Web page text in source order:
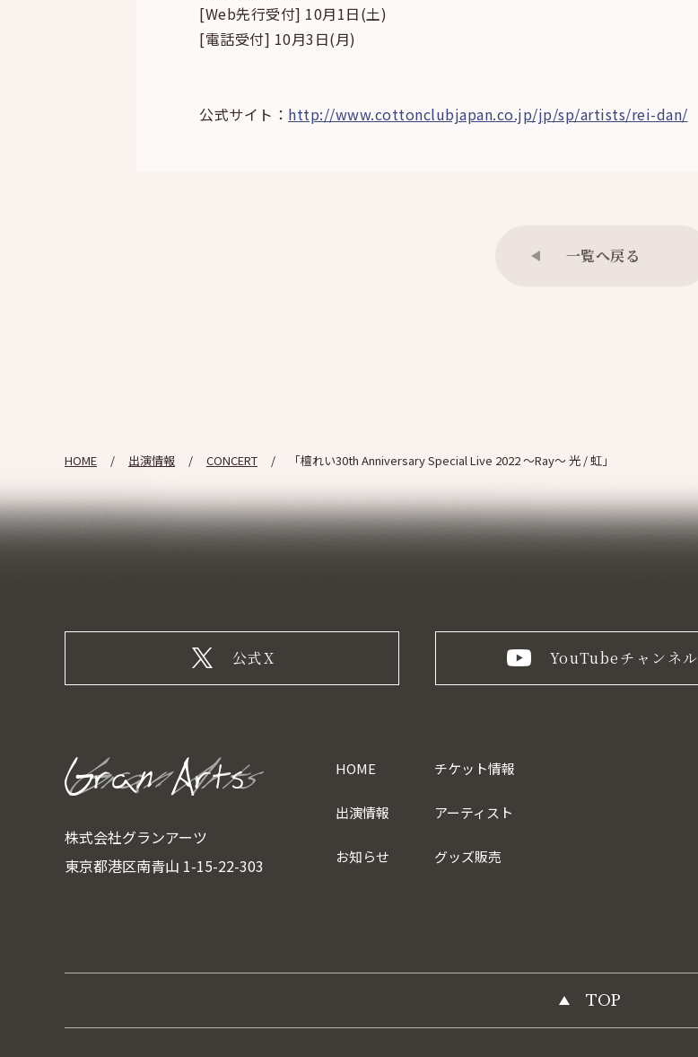
[Web先行受付] 10月1日(土)
[電話受付] 10月3日(月)
公式サイト： http://www.cottonclubjapan.co.jp/jp/sp/artists/rei-dan/
一覧へ戻る
HOME 出演情報 CONCERT 「檀れい30th Anniversary Special Live 2022 ～Ray～ 光 / 虹」
公式X YouTubeチャンネル
株式会社グランアーツ
東京都港区南青山 1-15-22-303
HOME
出演情報
お知らせ
チケット情報
アーティスト
グッズ販売
TOP